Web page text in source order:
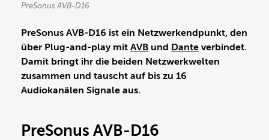
PreSonus AVB-D16
PreSonus AVB-D16 ist ein Netzwerkendpunkt, den
über Plug-and-play mit AVB und Dante verbindet.
Damit bringt ihr die beiden Netzwerkwelten
zusammen und tauscht auf bis zu 16
Audiokanälen Signale aus.
PreSonus AVB-D16